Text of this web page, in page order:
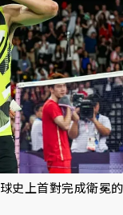
史上首對完成衛冕的